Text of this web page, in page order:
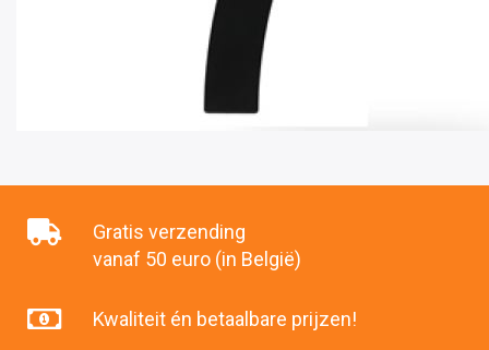
Gratis verzending
vanaf 50 euro (in België)
Kwaliteit én betaalbare prijzen!